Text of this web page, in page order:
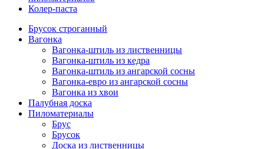
Колер-паста
Брусок строганный
Вагонка
Вагонка-штиль из лиственницы
Вагонка-штиль из кедра
Вагонка-штиль из ангарской сосны
Вагонка-евро из ангарской сосны
Вагонка из хвои
Палубная доска
Пиломатериалы
Брус
Брусок
Доска из лиственницы